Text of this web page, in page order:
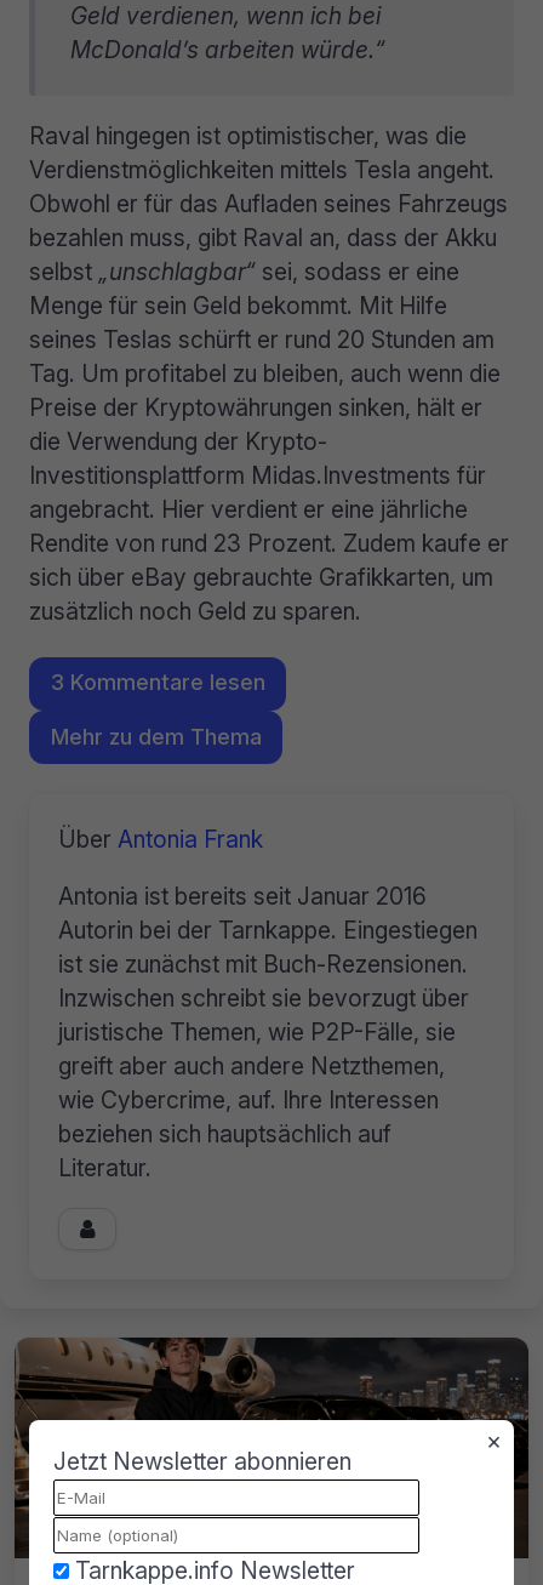
Geld verdienen, wenn ich bei
McDonald’s arbeiten würde.“
Raval hingegen ist optimistischer, was die
Verdienstmöglichkeiten mittels Tesla angeht.
Obwohl er für das Aufladen seines Fahrzeugs
bezahlen muss, gibt Raval an, dass der Akku
selbst „unschlagbar“ sei, sodass er eine
Menge für sein Geld bekommt. Mit Hilfe
seines Teslas schürft er rund 20 Stunden am
Tag. Um profitabel zu bleiben, auch wenn die
Preise der Kryptowährungen sinken, hält er
die Verwendung der Krypto-
Investitionsplattform Midas.Investments für
angebracht. Hier verdient er eine jährliche
Rendite von rund 23 Prozent. Zudem kaufe er
sich über eBay gebrauchte Grafikkarten, um
zusätzlich noch Geld zu sparen.
3 Kommentare lesen
Mehr zu dem Thema
Über Antonia Frank
Antonia ist bereits seit Januar 2016
Autorin bei der Tarnkappe. Eingestiegen
ist sie zunächst mit Buch-Rezensionen.
Inzwischen schreibt sie bevorzugt über
juristische Themen, wie P2P-Fälle, sie
greift aber auch andere Netzthemen,
wie Cybercrime, auf. Ihre Interessen
beziehen sich hauptsächlich auf
Literatur.

×
Jetzt Newsletter abonnieren
Tarnkappe.info Newsletter